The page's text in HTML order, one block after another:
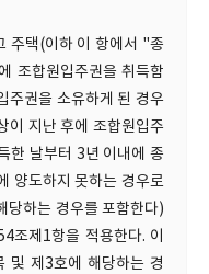
주택(이하 이 항에서 "종
조합원입주권을 취득함
주권을 소유하게 된 경우
이 지난 후에 조합원입주
한 날부터 3년 이내에 종
양도하지 못하는 경우로
당하는 경우를 포함한다)
조제1항을 적용한다. 이
및 제3호에 해당하는 경